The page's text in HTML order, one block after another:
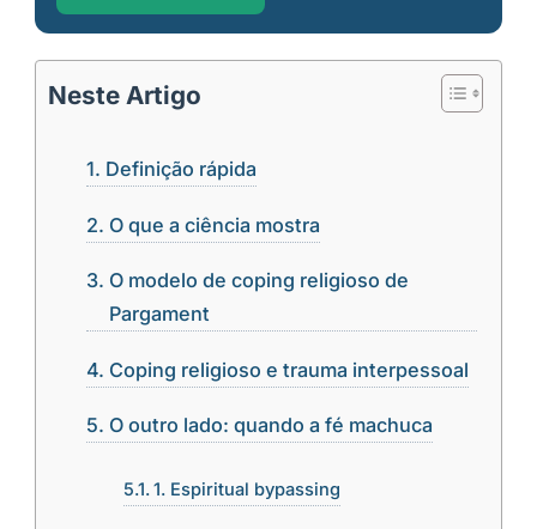
Neste Artigo
Definição rápida
O que a ciência mostra
O modelo de coping religioso de
Pargament
Coping religioso e trauma interpessoal
O outro lado: quando a fé machuca
1. Espiritual bypassing